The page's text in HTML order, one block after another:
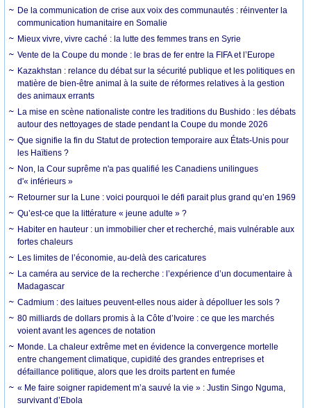
De la communication de crise aux voix des communautés : réinventer la
communication humanitaire en Somalie
Mieux vivre, vivre caché : la lutte des femmes trans en Syrie
Vente de la Coupe du monde : le bras de fer entre la FIFA et l’Europe
Kazakhstan : relance du débat sur la sécurité publique et les politiques en
matière de bien-être animal à la suite de réformes relatives à la gestion
des animaux errants
La mise en scène nationaliste contre les traditions du Bushido : les débats
autour des nettoyages de stade pendant la Coupe du monde 2026
Que signifie la fin du Statut de protection temporaire aux États-Unis pour
les Haïtiens ?
Non, la Cour suprême n'a pas qualifié les Canadiens unilingues
d'« inférieurs »
Retourner sur la Lune : voici pourquoi le défi parait plus grand qu’en 1969
Qu’est-ce que la littérature « jeune adulte » ?
Habiter en hauteur : un immobilier cher et recherché, mais vulnérable aux
fortes chaleurs
Les limites de l’économie, au-delà des caricatures
La caméra au service de la recherche : l’expérience d’un documentaire à
Madagascar
Cadmium : des laitues peuvent-elles nous aider à dépolluer les sols ?
80 milliards de dollars promis à la Côte d’Ivoire : ce que les marchés
voient avant les agences de notation
Monde. La chaleur extrême met en évidence la convergence mortelle
entre changement climatique, cupidité des grandes entreprises et
défaillance politique, alors que les droits partent en fumée
« Me faire soigner rapidement m’a sauvé la vie » : Justin Singo Nguma,
survivant d’Ebola